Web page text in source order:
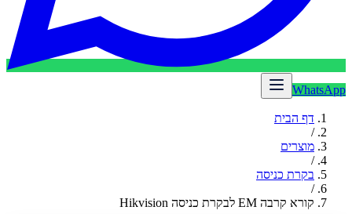
WhatsApp
דף הבית
/
מוצרים
/
בקרת כניסה
/
קורא קרבה EM לבקרת כניסה Hikvision